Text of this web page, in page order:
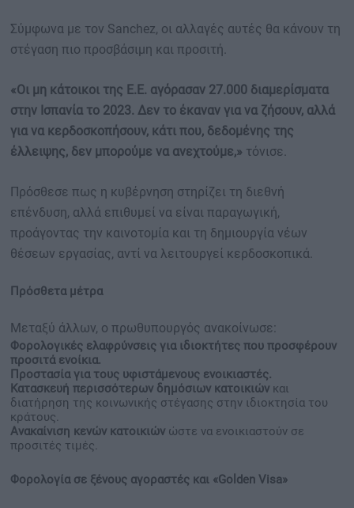
Σύμφωνα με τον Sanchez, οι αλλαγές αυτές θα κάνουν τη
στέγαση πιο προσβάσιμη και προσιτή.
«Οι μη κάτοικοι της Ε.Ε. αγόρασαν 27.000 διαμερίσματα
στην Ισπανία το 2023. Δεν το έκαναν για να ζήσουν, αλλά
για να κερδοσκοπήσουν, κάτι που, δεδομένης της
έλλειψης, δεν μπορούμε να ανεχτούμε,» τόνισε.
Πρόσθεσε πως η κυβέρνηση στηρίζει τη διεθνή
επένδυση, αλλά επιθυμεί να είναι παραγωγική,
προάγοντας την καινοτομία και τη δημιουργία νέων
θέσεων εργασίας, αντί να λειτουργεί κερδοσκοπικά.
Πρόσθετα μέτρα
Μεταξύ άλλων, ο πρωθυπουργός ανακοίνωσε:
Φορολογικές ελαφρύνσεις για ιδιοκτήτες που προσφέρουν
προσιτά ενοίκια.
Προστασία για τους υφιστάμενους ενοικιαστές.
Κατασκευή περισσότερων δημόσιων κατοικιών και
διατήρηση της κοινωνικής στέγασης στην ιδιοκτησία του
κράτους.
Ανακαίνιση κενών κατοικιών ώστε να ενοικιαστούν σε
προσιτές τιμές.
Φορολογία σε ξένους αγοραστές και «Golden Visa»